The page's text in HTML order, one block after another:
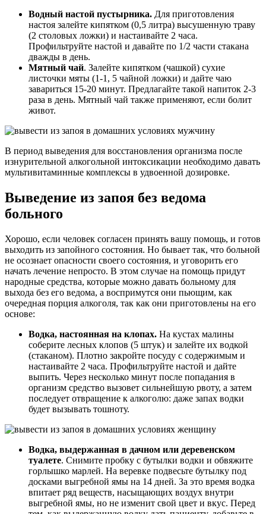
Водный настой пустырника. Для приготовления
настоя залейте кипятком (0,5 литра) высушенную траву
(2 столовых ложки) и настаивайте 2 часа.
Профильтруйте настой и давайте по 1/2 части стакана
дважды в день.
Мятный чай. Залейте кипятком (чашкой) сухие
листочки мяты (1-1, 5 чайной ложки) и дайте чаю
завариться 15-20 минут. Предлагайте такой напиток 2-3
раза в день. Мятный чай также применяют, если болит
живот.
В период выведения для восстановления организма после
изнурительной алкогольной интоксикации необходимо давать
мультивитаминные комплексы в удвоенной дозировке.
Выведение из запоя без ведома
больного
Хорошо, если человек согласен принять вашу помощь, и готов
выходить из запойного состояния. Но бывает так, что больной
не осознает опасности своего состояния, и уговорить его
начать лечение непросто. В этом случае на помощь придут
народные средства, которые можно давать больному для
выхода без его ведома, а воспримутся они пьющим, как
очередная порция алкоголя, так как они приготовлены на его
основе:
Водка, настоянная на клопах. На кустах малины
соберите лесных клопов (5 штук) и залейте их водкой
(стаканом). Плотно закройте посуду с содержимым и
настаивайте 2 часа. Профильтруйте настой и дайте
выпить. Через несколько минут после попадания в
организм средство вызовет сильнейшую рвоту, а затем
последует отвращение к алкоголю: даже запах водки
будет вызывать тошноту.
Водка, выдержанная в дачном или деревенском
туалете. Снимите пробку с бутылки водки и обвяжите
горлышко марлей. На веревке подвесьте бутылку под
досками выгребной ямы на 14 дней. За это время водка
впитает ряд веществ, насыщающих воздух внутри
выгребной ямы, но не изменит свой цвет и вкус. Перед